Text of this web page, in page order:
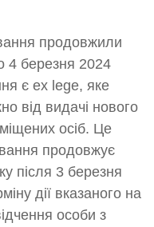
продовжили
4 березня 2024
є ex lege, яке
від видачі нового
осіб. Це
продовжує
після 3 березня
дії вказаного на
особи з